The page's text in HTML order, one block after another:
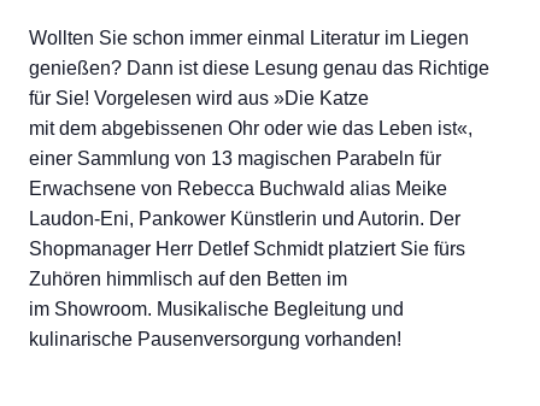
Wollten Sie schon immer einmal Literatur im Liegen
genießen? Dann ist diese Lesung genau das Richtige
für Sie! Vorgelesen wird aus »Die Katze
mit dem abgebissenen Ohr oder wie das Leben ist«,
einer Sammlung von 13 magischen Parabeln für
Erwachsene von Rebecca Buchwald alias Meike
Laudon-Eni, Pankower Künstlerin und Autorin. Der
Shopmanager Herr Detlef Schmidt platziert Sie fürs
Zuhören himmlisch auf den Betten im
im Showroom. Musikalische Begleitung und
kulinarische Pausenversorgung vorhanden!